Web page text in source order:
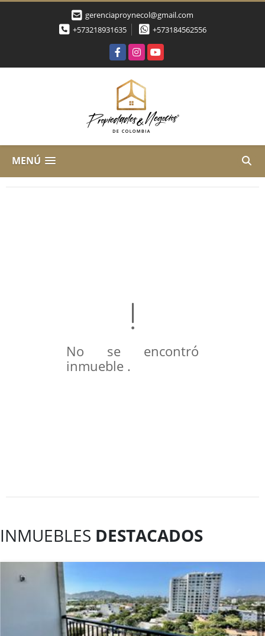
gerenciaproynecol@gmail.com
+573218931635
+573184562556
FacebookInstagramYouTube
MENÚ
No se encontró
inmueble .
INMUEBLES DESTACADOS